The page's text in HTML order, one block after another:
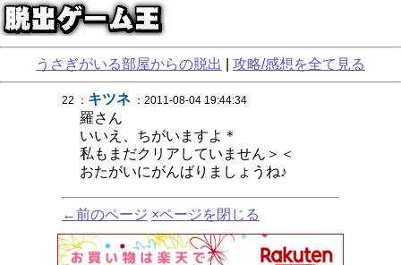
うさぎがいる部屋からの脱出 攻略/感想を全て見る
22 ： キツネ ：2011-08-04 19:44:34
羅さん
いいえ、ちがいますよ＊
私もまだクリアしていません＞＜
おたがいにがんばりましょうね♪
←前のページ ×ページを閉じる